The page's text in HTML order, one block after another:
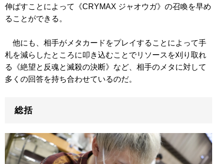
伸ばすことによって
《CRYMAX ジャオウガ》 の召喚を早め
ることができる。
他にも、相手がメタカードをプレイすることによって手
札を減らしたところに叩き込むことでリソースを刈り取れ
る
《絶望と反魂と滅殺の決断》 など、相手のメタに対して
多くの回答を持ち合わせているのだ。
総括